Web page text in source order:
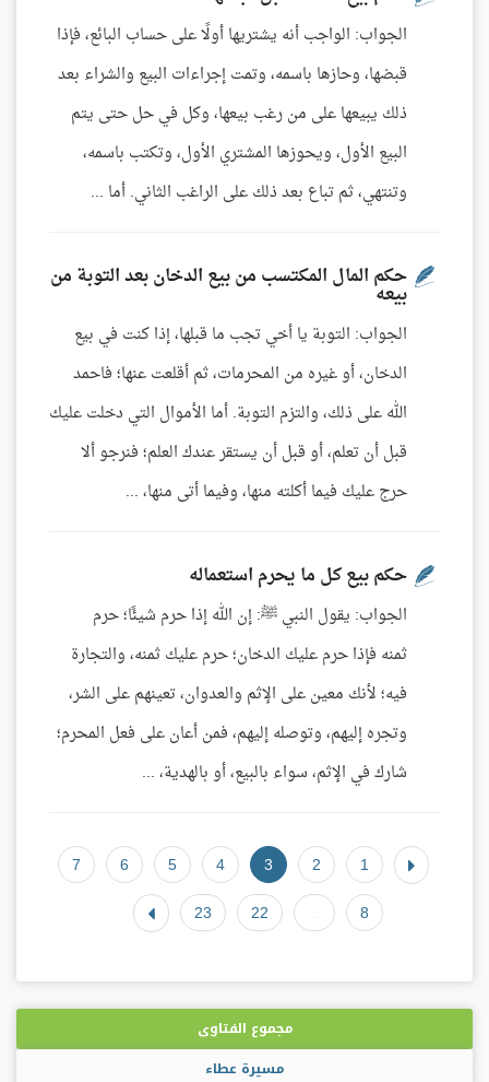
الجواب: الواجب أنه يشتريها أولًا على حساب البائع، فإذا
قبضها، وحازها باسمه، وتمت إجراءات البيع والشراء بعد
ذلك يبيعها على من رغب بيعها، وكل في حل حتى يتم
البيع الأول، ويحوزها المشتري الأول، وتكتب باسمه،
وتنتهي، ثم تباع بعد ذلك على الراغب الثاني. أما ...
حكم المال المكتسب من بيع الدخان بعد التوبة من
بيعه
الجواب: التوبة يا أخي تجب ما قبلها، إذا كنت في بيع
الدخان، أو غيره من المحرمات، ثم أقلعت عنها؛ فاحمد
الله على ذلك، والتزم التوبة. أما الأموال التي دخلت عليك
قبل أن تعلم، أو قبل أن يستقر عندك العلم؛ فنرجو ألا
حرج عليك فيما أكلته منها، وفيما أتى منها، ...
حكم بيع كل ما يحرم استعماله
الجواب: يقول النبي ﷺ: إن الله إذا حرم شيئًا؛ حرم
ثمنه فإذا حرم عليك الدخان؛ حرم عليك ثمنه، والتجارة
فيه؛ لأنك معين على الإثم والعدوان، تعينهم على الشر،
وتجره إليهم، وتوصله إليهم، فمن أعان على فعل المحرم؛
شارك في الإثم، سواء بالبيع، أو بالهدية، ...
1
2
3
4
5
6
7
8
22
23
مجموع الفتاوى
مسيرة عطاء